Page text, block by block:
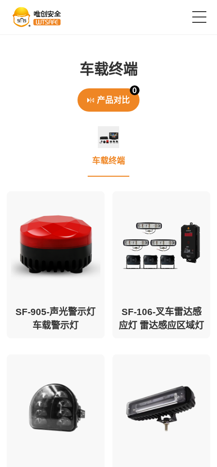
关于唯创安全
EN
车载终端
产品对比
0
车载终端
SF-905-声光警示灯
车载警示灯
SF-106-叉车雷达感
应灯 雷达感应区域灯